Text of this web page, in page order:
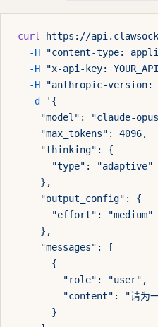
curl https://
  -H
"content-type:
  -H
"x-api-key:
  -H
"anthropic-version:
  -d
'{
"model": "claude-
    "max_tokens": 4096,
    "thinking": {
      "type": "adaptive"
    },
    "output_config": {
      "effort": "medium"
    },
    "messages": [
      {
        "role": "user",
"content": "请为一
      }